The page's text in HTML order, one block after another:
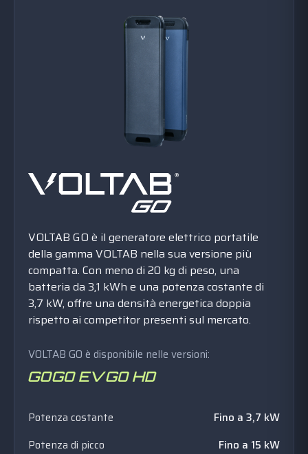
VOLTAB GO è il generatore elettrico portatile
della gamma VOLTAB nella sua versione più
compatta. Con meno di 20 kg di peso, una
batteria da 3,1 kWh e una potenza costante di
3,7 kW, offre una densità energetica doppia
rispetto ai competitor presenti sul mercato.
VOLTAB GO è disponibile nelle versioni:
Potenza costante
Fino a 3,7 kW
Potenza di picco
Fino a 15 kW